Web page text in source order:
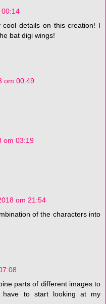
details on this creation! I
bat digi wings!
om 00:49
om 03:19
om 21:54
of the characters into
parts of different images to
have to start looking at my